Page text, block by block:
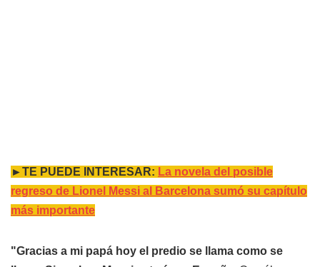
►TE PUEDE INTERESAR: La novela del posible
regreso de Lionel Messi al Barcelona sumó su capítulo
más importante
"Gracias a mi papá hoy el predio se llama como se